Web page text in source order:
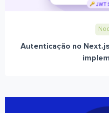
Autenticação no